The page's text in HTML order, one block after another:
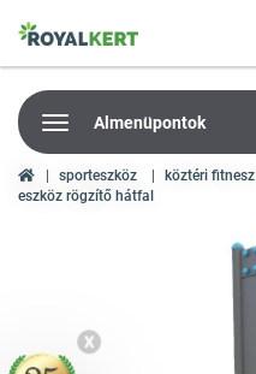
Almenüpontok
sporteszköz köztéri fitnesz
eszköz rögzítő hátfal
X